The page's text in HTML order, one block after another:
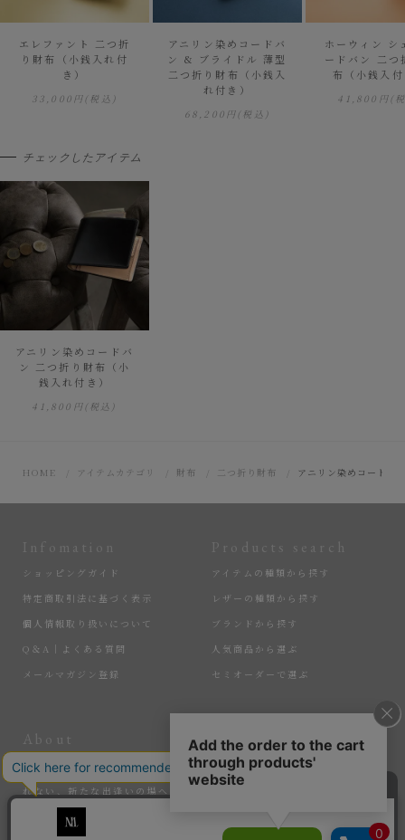
エレファント 二つ折
り財布（小銭入れ付
き）
33,000円(税込)
アニリン染めコードバ
ン & ブライドル 薄型
二つ折り財布（小銭入
れ付き）
68,200円(税込)
ホーウィン シ
ードバン 二つ
布（小銭入
41,800円(
チェックしたアイテム
アニリン染めコードバ
ン 二つ折り財布（小
銭入れ付き）
41,800円(税込)
HOME アイテムカテゴリ 財布 二つ折り財布 アニリン染めコードバ
About More
匠の逸品たちを、大切に届けている『MLS』。ここでしか手に入れら
れない、新たな出逢いの場へ。そして、サステナブルなアイテムで、
していく。
Infomation
ショッピングガイド
特定商取引法に基づく表示
個人情報取り扱いについて
Q＆A｜よくある質問
メールマガジン登録
Products search
アイテムの種類から探す
レザーの種類から探す
ブランドから探す
人気商品から選ぶ
セミオーダーで選ぶ